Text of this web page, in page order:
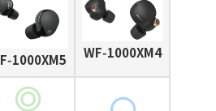
WF‑1000XM4